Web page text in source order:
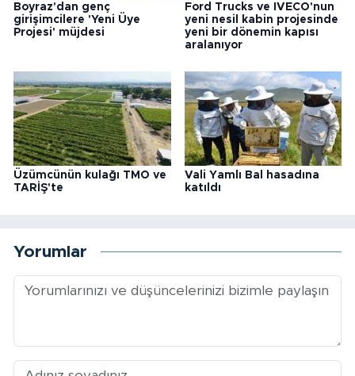
Boyraz'dan genç
girişimcilere 'Yeni Üye
Projesi' müjdesi
Ford Trucks ve IVECO'nun
yeni nesil kabin projesinde
yeni bir dönemin kapısı
aralanıyor
Üzümcünün kulağı TMO ve
TARİŞ'te
Vali Yamlı Bal hasadına
katıldı
Yorumlar